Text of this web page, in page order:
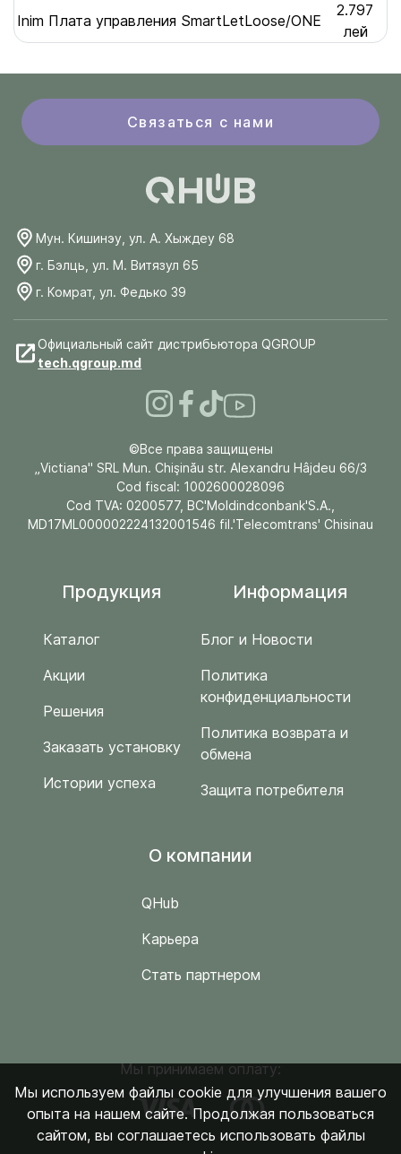
Inim Плата управления SmartLetLoose/ONE
2.797
лей
Связаться с нами
Мун. Кишинэу, ул. А. Хыждеу 68
г. Бэлць, ул. М. Витязул 65
г. Комрат, ул. Федько 39
Официальный сайт дистрибьютора QGROUP
tech.qgroup.md
©Все права защищены
„Victiana" SRL Mun. Chişinău str. Alexandru Hâjdeu 66/3
Cod fiscal: 1002600028096
Cod TVA: 0200577, BC'Moldindconbank'S.A.,
MD17ML000002224132001546 fil.'Telecomtrans' Chisinau
Продукция
Каталог
Акции
Решения
Заказать установку
Истории успеха
Информация
Блог и Новости
Политика
конфиденциальности
Политика возврата и
обмена
Защита потребителя
O компании
QHub
Карьера
Стать партнером
Мы принимаем оплату:
Мы используем файлы cookie для улучшения вашего
опыта на нашем сайте. Продолжая пользоваться
сайтом, вы соглашаетесь использовать файлы